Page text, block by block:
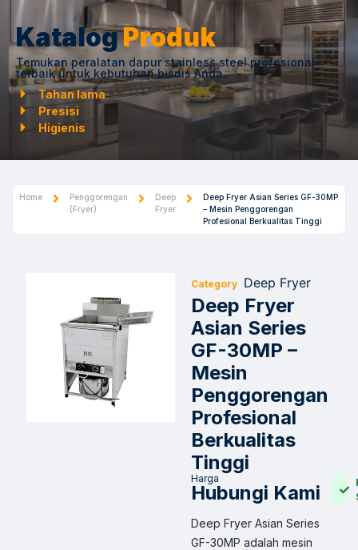
KatalogProduk
Temukan peralatan dapur stainless steel profesional
terbaik untuk kebutuhan bisnis Anda.
Tahan lama
Presisi
Higienis
Home
Penggorengan
(Fryer)
Deep
Fryer
Deep Fryer Asian Series GF-30MP
– Mesin Penggorengan
Profesional Berkualitas Tinggi
Category Deep Fryer
Deep Fryer
Asian Series
GF-30MP –
Mesin
Penggorengan
Profesional
Berkualitas
Tinggi
Harga
Hubungi Kami
Deep Fryer Asian Series
GF-30MP adalah mesin